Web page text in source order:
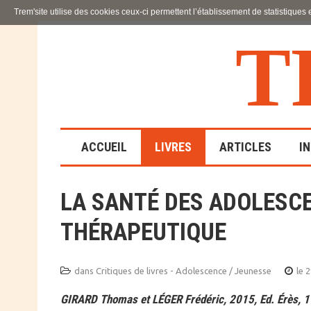
T
ACCUEIL LIVRES
LA FAMILLE
EN SOUFFRANCE
ÉDUCATIVE
SCIENCES HUMAINES
ARTICLES
LA SANTÉ DES
THÉRAPEUTIQUE
dans Critiques de livres - Adolescence / Jeunesse le
GIRARD Thomas et LÉGER Frédéric, 2015, Ed. Érès,
Trem'site utilise des cookies ceux-ci permettent l’établissement de statistiques